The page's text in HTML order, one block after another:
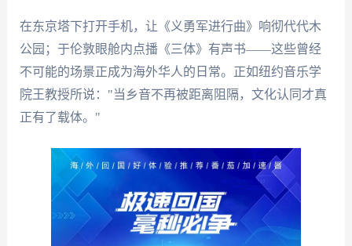
在东京塔下打开手机，让《义勇军进行曲》响彻代代木
公园；于伦敦眼舱内点播《三体》有声书——这些曾经
不可能的场景正成为海外华人的日常。正如纽约音乐学
院王教授所说："当乡音不再被距离阻隔，文化认同才真
正有了载体。"